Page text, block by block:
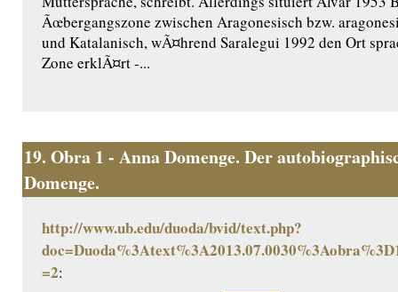
Ãœbergangszone zwischen Aragonesisch bzw.
und Katalanisch, wÃ¤hrend Saralegui 1992 den Ort
Zone erklÃ¤rt -...
19. Obra 1 - Anna Domenge. Der
Domenge.
http://www.ub.edu/duoda/bvid/text.php?
=2: